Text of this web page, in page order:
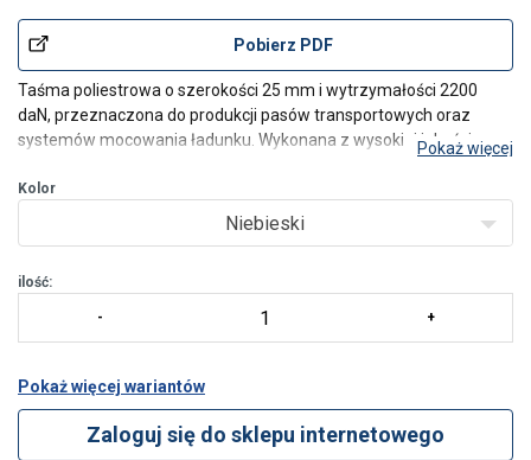
Pobierz PDF
Taśma poliestrowa o szerokości 25 mm i wytrzymałości 2200
daN, przeznaczona do produkcji pasów transportowych oraz
systemów mocowania ładunku. Wykonana z wysokiej jakości
rozciąganie, ścieranie oraz działanie czynników atmosferycznych.
Pokaż więcej
Kolor
Niebieski
ilość:
Pokaż więcej wariantów
Zaloguj się do sklepu internetowego